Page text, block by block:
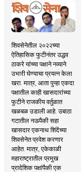
शिवसेनेतील २०२२च्या
ऐतिहासिक फुटीनंतर उद्धव
ठाकरे यांच्या पक्षाने नव्याने
उभारी घेण्याचा प्रयत्न केला
खरा. मात्र, आता पुन्हा एकदा
पक्षातील काही खासदारांच्या
फुटीने राजकीय वर्तुळात
खळबळ उडाली आहे. उबाठा
गटातील नऊपैकी सहा
खासदार एकनाथ शिंदेंच्या
शिवसेनेत प्रवेश करणार
आहेत. मात्र, एकेकाळी
महाराष्ट्रातील प्रमुख
प्रादेशिक पक्षांपैकी एक